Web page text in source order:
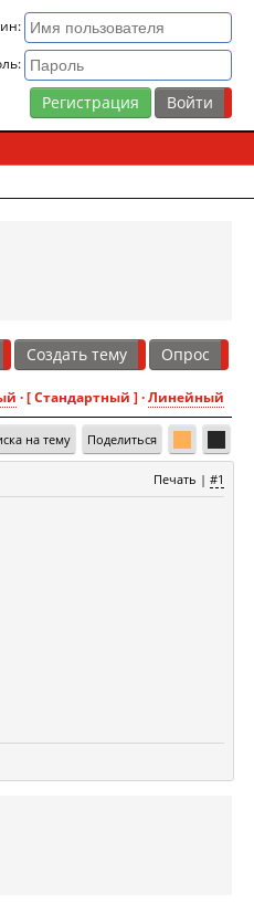
Регистрация
Создать тему Опрос
· [ Стандартный ] ·Линейный
на тему Поделиться
Печать | #1